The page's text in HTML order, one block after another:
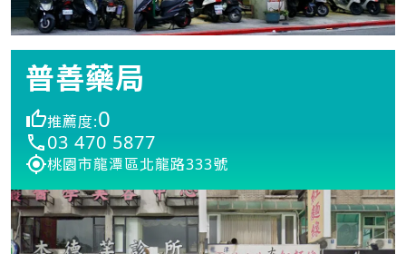
普善藥局
推薦度:0
03 470 5877
桃園市龍潭區北龍路333號